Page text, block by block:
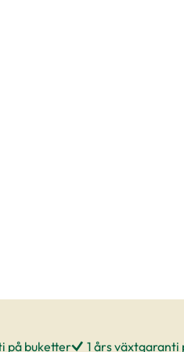
på buketter 1 års